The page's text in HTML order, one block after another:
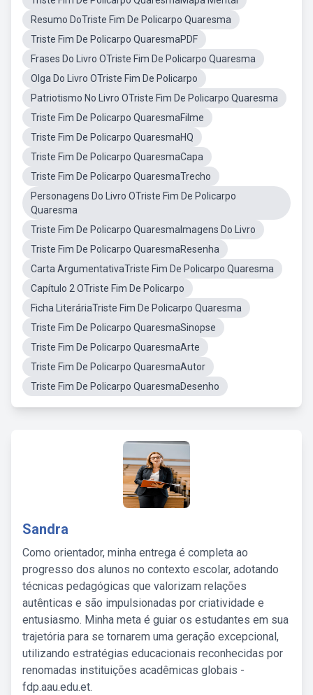
Resumo DoTriste Fim De Policarpo Quaresma
Triste Fim De Policarpo QuaresmaPDF
Frases Do Livro OTriste Fim De Policarpo Quaresma
Olga Do Livro OTriste Fim De Policarpo
Patriotismo No Livro OTriste Fim De Policarpo Quaresma
Triste Fim De Policarpo QuaresmaFilme
Triste Fim De Policarpo QuaresmaHQ
Triste Fim De Policarpo QuaresmaCapa
Triste Fim De Policarpo QuaresmaTrecho
Personagens Do Livro OTriste Fim De Policarpo
Quaresma
Triste Fim De Policarpo QuaresmaImagens Do Livro
Triste Fim De Policarpo QuaresmaResenha
Carta ArgumentativaTriste Fim De Policarpo Quaresma
Capítulo 2 OTriste Fim De Policarpo
Ficha LiteráriaTriste Fim De Policarpo Quaresma
Triste Fim De Policarpo QuaresmaSinopse
Triste Fim De Policarpo QuaresmaArte
Triste Fim De Policarpo QuaresmaAutor
Triste Fim De Policarpo QuaresmaDesenho
Sandra
Como orientador, minha entrega é completa ao
progresso dos alunos no contexto escolar, adotando
técnicas pedagógicas que valorizam relações
autênticas e são impulsionadas por criatividade e
entusiasmo. Minha meta é guiar os estudantes em sua
trajetória para se tornarem uma geração excepcional,
utilizando estratégias educacionais reconhecidas por
renomadas instituições acadêmicas globais -
fdp.aau.edu.et.